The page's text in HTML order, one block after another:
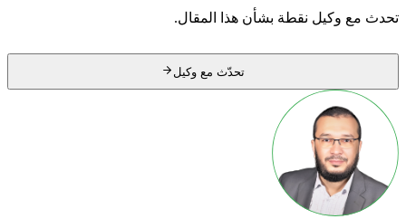
تحدث مع وكيل نقطة بشأن هذا المقال.
تحدّث مع وكيل